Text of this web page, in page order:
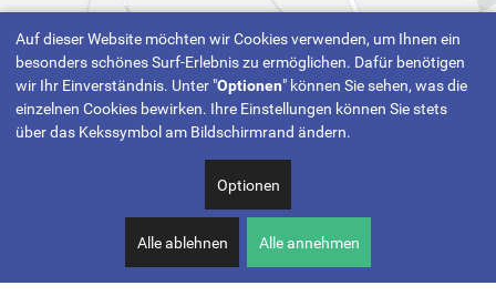
Auf dieser Website möchten wir Cookies verwenden, um Ihnen ein
besonders schönes Surf-Erlebnis zu ermöglichen. Dafür benötigen
wir Ihr Einverständnis. Unter "Optionen" können Sie sehen, was die
einzelnen Cookies bewirken. Ihre Einstellungen können Sie stets
über das Kekssymbol am Bildschirmrand ändern.
Optionen
Alle ablehnen Alle annehmen